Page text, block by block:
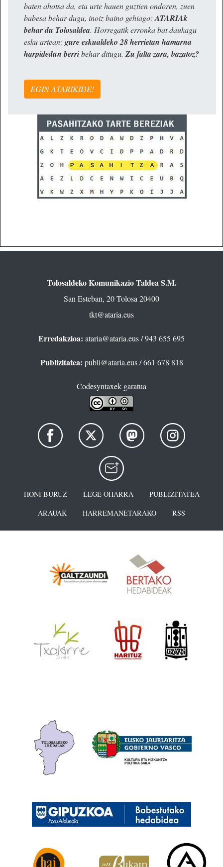
baten ahotsa da, eta urte hauen guztien ondoren, zuen
babesa behar dugu, inoiz baino gehiago: ATARIAk
behar du Tolosaldea. Horregatik erronka bat daukagu
esku artean: gure eskualdeko 28 herrietan hamarna
harpidedun berribehar ditugu. Zu falta zara, bazatoz?
EGIN ATARIKIDE!
Tolosaldeko Komunikazio Taldea S.M.
San Esteban, 20 Tolosa 20400
tkt@ataria.eus
Erredakzioa: ataria@ataria.eus/ 943 655 695
Publizitatea: publi@ataria.eus/ 661 678 818
Codesyntaxek garatua
HONI BURUZ LEGE OHARRA
PUBLIZITATEA
ARAUAK
HARREMANETARAKO RSS